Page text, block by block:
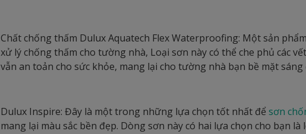
Chất chống thấm Dulux Aquatech Flex Waterproofing: Một sản
xử lý chống thấm cho tường nhà, Loại sơn này có thể che phủ các
vẫn an toản cho sức khỏe, mang lại cho tường nhà bạn bề mặt sáng
Dulux Inspire: Đây là một trong những lựa chọn tốt nhất đểsơn
mang lại màu sắc bền đẹp. Dòng sơn này có hai lựa chọn cho bạn